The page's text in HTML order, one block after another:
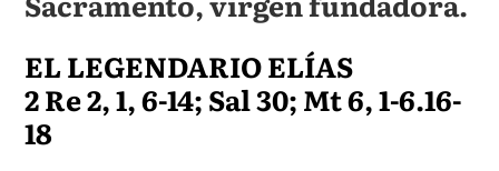
EL LEGENDARIO ELÍAS
2 Re 2, 1, 6-14; Sal 30; Mt 6, 1-6.16-
18